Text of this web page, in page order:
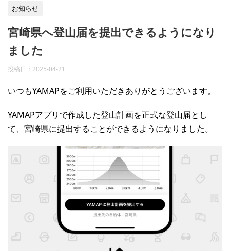
お知らせ
宮崎県へ登山届を提出できるようになり
ました
投稿日： 2025-04-21
いつもYAMAPをご利用いただきありがとうございます。
YAMAPアプリで作成した登山計画を正式な登山届とし
て、宮崎県に提出することができるようになりました。